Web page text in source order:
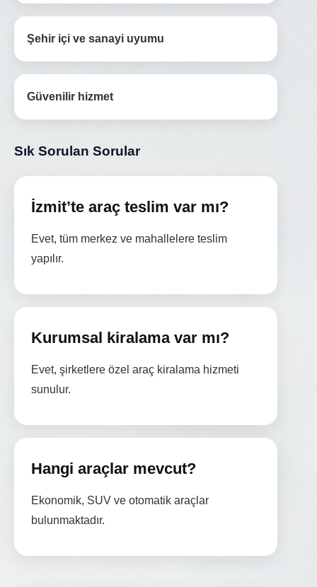
Şehir içi ve sanayi uyumu
Güvenilir hizmet
Sık Sorulan Sorular
İzmit’te araç teslim var mı?
Evet, tüm merkez ve mahallelere teslim
yapılır.
Kurumsal kiralama var mı?
Evet, şirketlere özel araç kiralama hizmeti
sunulur.
Hangi araçlar mevcut?
Ekonomik, SUV ve otomatik araçlar
bulunmaktadır.